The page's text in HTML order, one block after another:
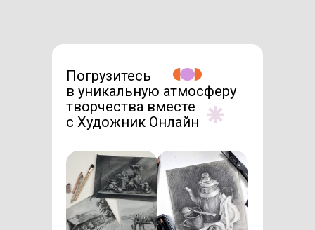
Погрузитесь
в уникальную атмосферу
творчества вместе
с Художник Онлайн